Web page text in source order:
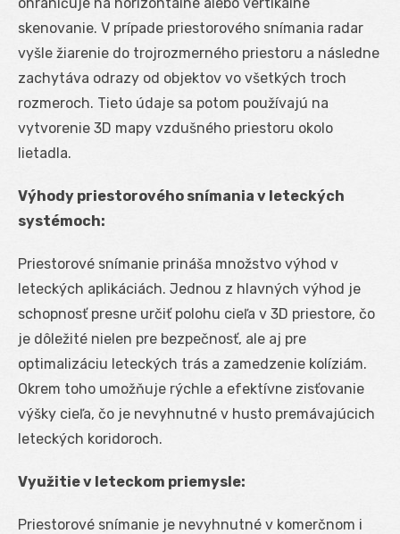
skenovanie. V prípade priestorového snímania radar
vyšle žiarenie do trojrozmerného priestoru a následne
zachytáva odrazy od objektov vo všetkých troch
rozmeroch. Tieto údaje sa potom používajú na
vytvorenie 3D mapy vzdušného priestoru okolo
lietadla.
Výhody priestorového snímania v leteckých
systémoch:
Priestorové snímanie prináša množstvo výhod v
leteckých aplikáciách. Jednou z hlavných výhod je
schopnosť presne určiť polohu cieľa v 3D priestore, čo
je dôležité nielen pre bezpečnosť, ale aj pre
optimalizáciu leteckých trás a zamedzenie kolíziám.
Okrem toho umožňuje rýchle a efektívne zisťovanie
výšky cieľa, čo je nevyhnutné v husto premávajúcich
leteckých koridoroch.
Využitie v leteckom priemysle:
Priestorové snímanie je nevyhnutné v komerčnom i